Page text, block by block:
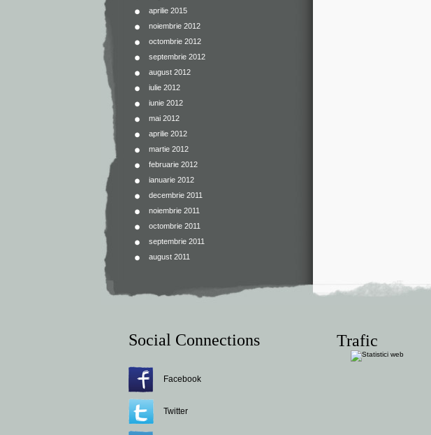
aprilie 2015
noiembrie 2012
octombrie 2012
septembrie 2012
august 2012
iulie 2012
iunie 2012
mai 2012
aprilie 2012
martie 2012
februarie 2012
ianuarie 2012
decembrie 2011
noiembrie 2011
octombrie 2011
septembrie 2011
august 2011
Social Connections
Facebook
Twitter
Trafic